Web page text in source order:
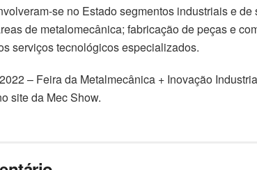
se no Estado segmentos industriais e
de metalomecânica; fabricação de peças e
serviços tecnológicos especializados.
– Feira da Metalmecânica + Inovação
site da Mec Show.